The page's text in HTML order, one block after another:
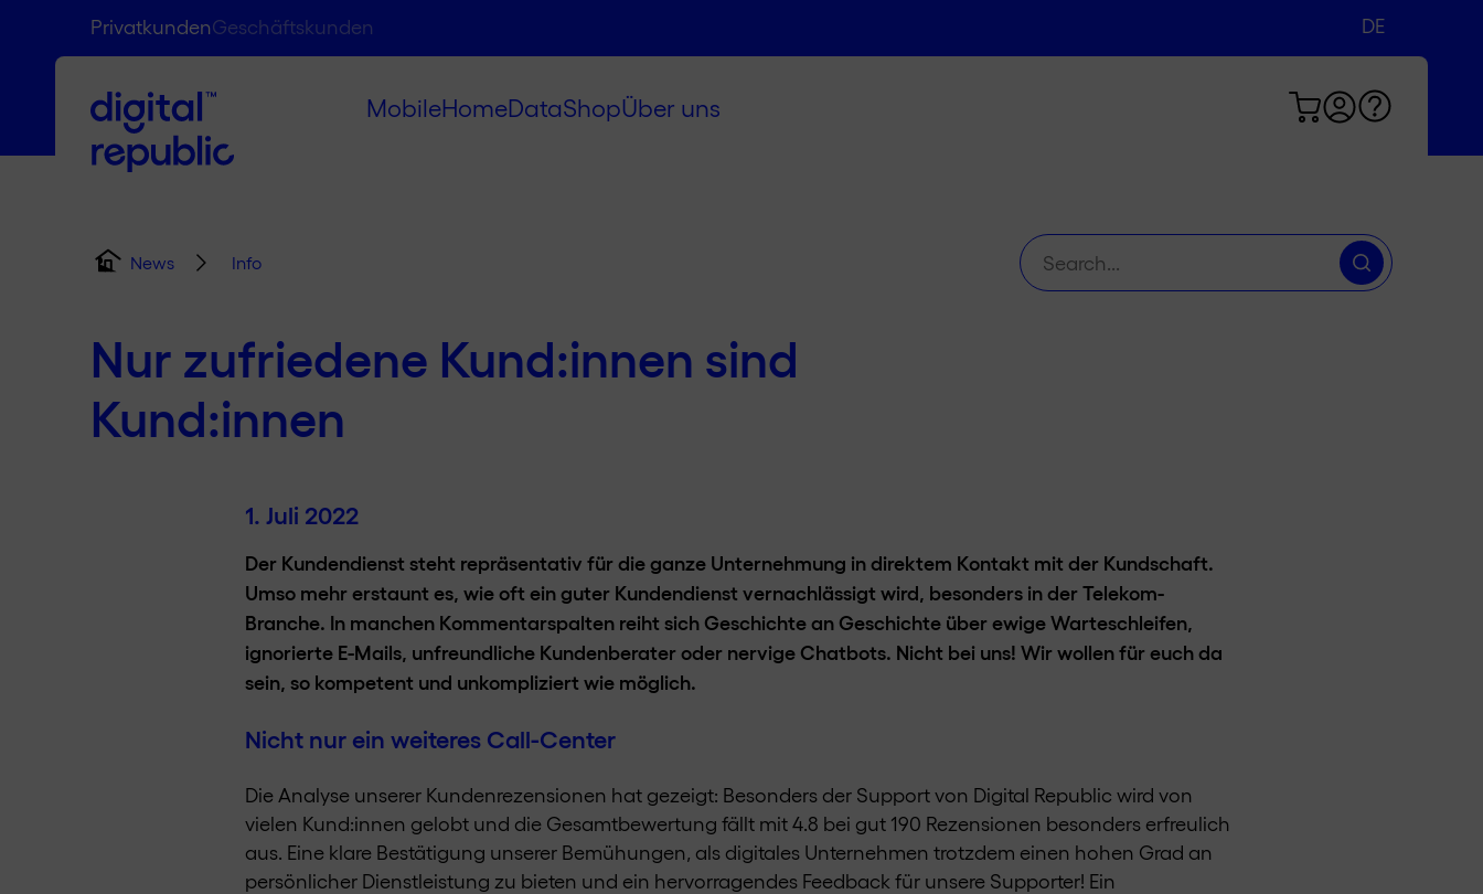
PrivatkundenGeschäftskunden
DE
EN
FR
MobileHomeDataShopÜber uns
News Info
Suche
nach:
Nur zufriedene Kund:innen sind
Kund:innen
1. Juli 2022
Der Kundendienst steht repräsentativ für die ganze Unternehmung in direktem Kontakt mit der Kundschaft.
Umso mehr erstaunt es, wie oft ein guter Kundendienst vernachlässigt wird, besonders in der Telekom-
Branche. In manchen Kommentarspalten reiht sich Geschichte an Geschichte über ewige Warteschleifen,
ignorierte E-Mails, unfreundliche Kundenberater oder nervige Chatbots. Nicht bei uns! Wir wollen für euch da
sein, so kompetent und unkompliziert wie möglich.
Nicht nur ein weiteres Call-Center
Die Analyse unserer Kundenrezensionen hat gezeigt: Besonders der Support von Digital Republic wird von
vielen Kund:innen gelobt und die Gesamtbewertung fällt mit 4.8 bei gut 190 Rezensionen besonders erfreulich
aus. Eine klare Bestätigung unserer Bemühungen, als digitales Unternehmen trotzdem einen hohen Grad an
persönlicher Dienstleistung zu bieten und ein hervorragendes Feedback für unsere Supporter! Ein